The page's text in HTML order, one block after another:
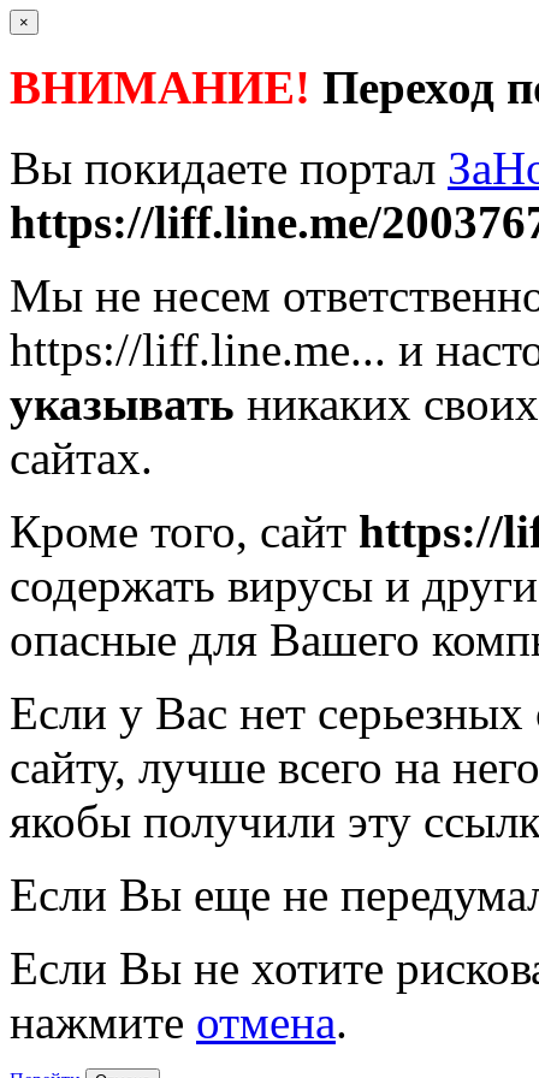
×
ВНИМАНИЕ! Переход
Вы покидаете портал
https://liff.line.me/
Мы не несем
https://liff.line.me... и
указывать никаких
сайтах.
Кроме того, сайт https://
содержать вирусы и
опасные для Вашего
Если у Вас нет
сайту, лучше всего на
якобы получили эту
Если Вы еще не
Если Вы не хотите
нажмите отмена.